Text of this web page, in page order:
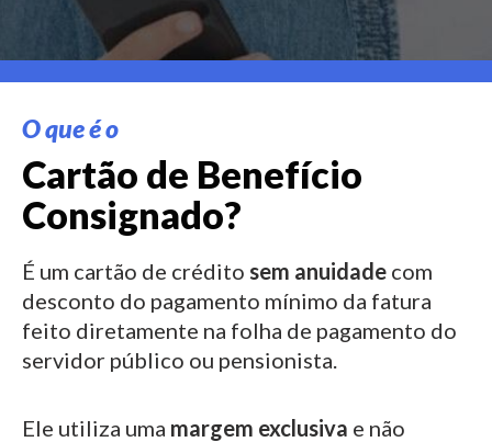
O que é o
Cartão de Benefício
Consignado?
É um cartão de crédito sem anuidade com
desconto do pagamento mínimo da fatura
feito diretamente na folha de pagamento do
servidor público ou pensionista.
Ele utiliza uma margem exclusiva e não